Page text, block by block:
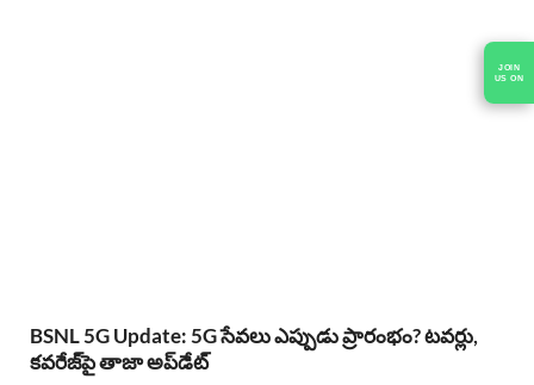
JOIN
US ON
BSNL 5G Update: 5G సేవలు ఎప్పుడు ప్రారంభం? టవర్లు,
కవరేజ్‌పై తాజా అప్‌డేట్